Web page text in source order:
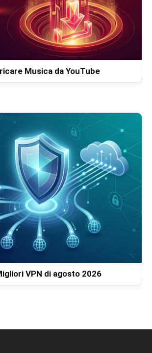
Musica da YouTube
VPN di agosto 2026